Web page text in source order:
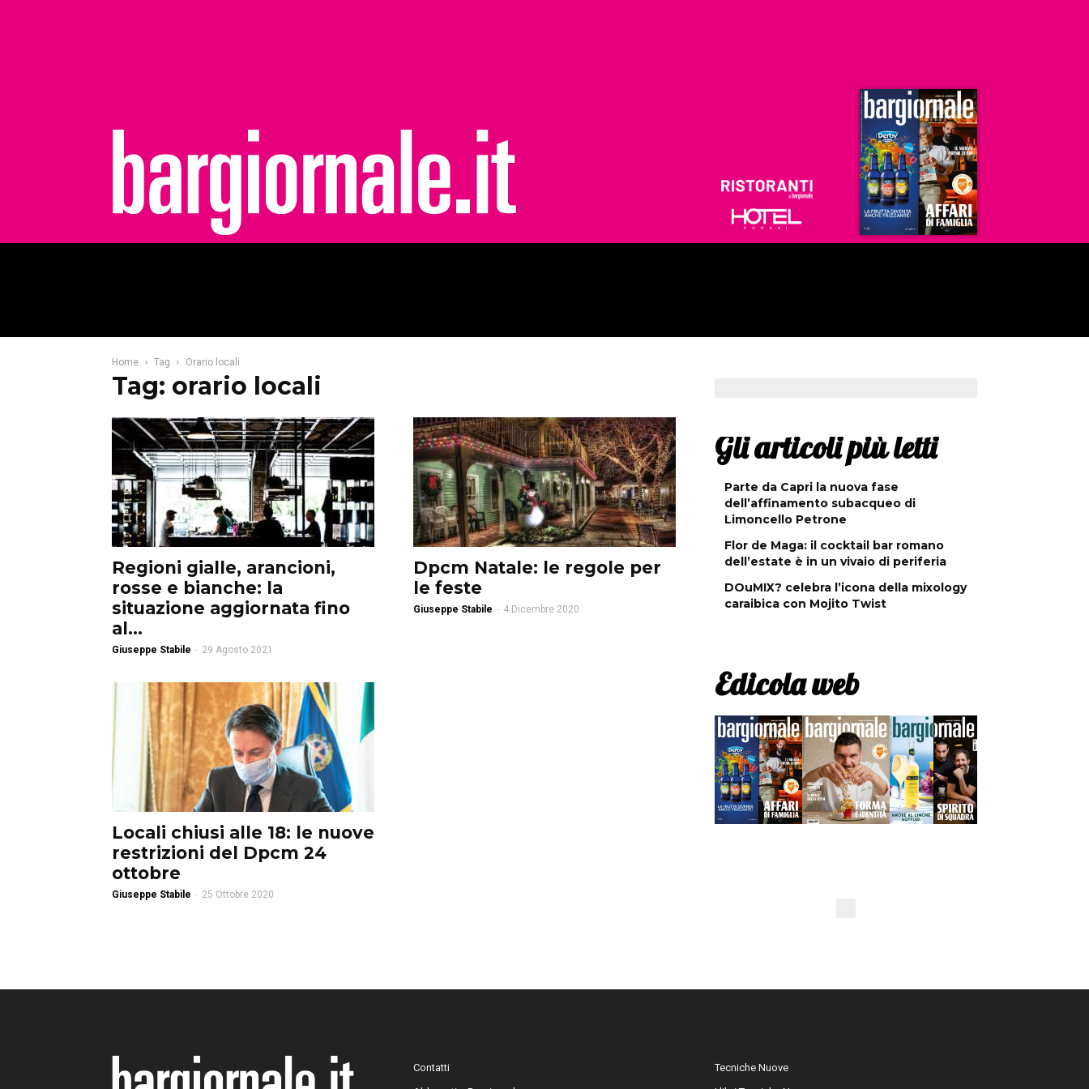
Ristoranti
Hoteldomani
Home Tag Orario locali
Tag: orario locali
Regioni gialle, arancioni,
rosse e bianche: la
situazione aggiornata fino
al...
Giuseppe Stabile - 29 Agosto 2021
Dpcm Natale: le regole per
le feste
Giuseppe Stabile - 4 Dicembre 2020
Locali chiusi alle 18: le nuove
restrizioni del Dpcm 24
ottobre
Giuseppe Stabile - 25 Ottobre 2020
Gli articoli più letti
Parte da Capri la nuova fase
dell’affinamento subacqueo di
Limoncello Petrone
Flor de Maga: il cocktail bar romano
dell’estate è in un vivaio di periferia
DOuMIX? celebra l’icona della mixology
caraibica con Mojito Twist
Edicola web
Contatti
Tecniche Nuove